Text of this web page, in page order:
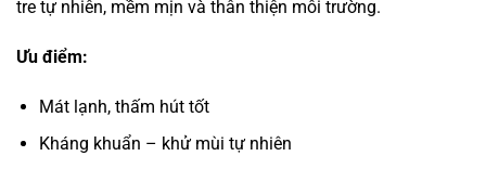
tre tự nhiên, mềm mịn và thân thiện môi trường.
Ưu điểm:
Mát lạnh, thấm hút tốt
Kháng khuẩn – khử mùi tự nhiên